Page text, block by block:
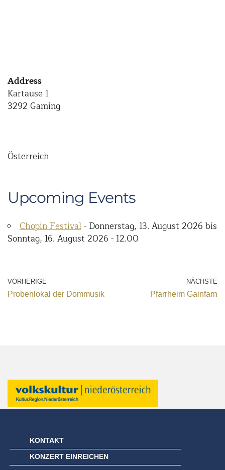
Address
Kartause 1
3292 Gaming
Österreich
Upcoming Events
Chopin Festival- Donnerstag, 13. August 2026 bis
Sonntag, 16. August 2026 - 12.00
VORHERIGE
Probenlokal der Dommusik
NÄCHSTE
Pfarrheim Gainfarn
KONTAKT
KONZERT EINREICHEN